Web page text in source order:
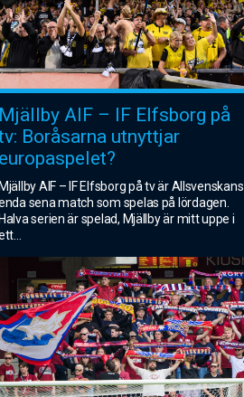
Mjällby AIF – IF Elfsborg på
Boråsarna utnyttjar
europaspelet?
Mjällby AIF – IF Elfsborg på tv är Allsvenskans
sena match som spelas på lördagen.
Halva serien är spelad, Mjällby är mitt uppe i